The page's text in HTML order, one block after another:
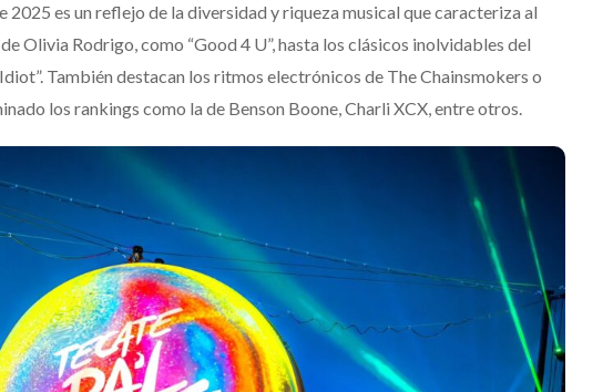
2025 es un reflejo de la diversidad y riqueza musical que caracteriza al
Olivia Rodrigo, como “Good 4 U”, hasta los clásicos inolvidables del
También destacan los ritmos electrónicos de The Chainsmokers o
los rankings como la de Benson Boone, Charli XCX, entre otros.